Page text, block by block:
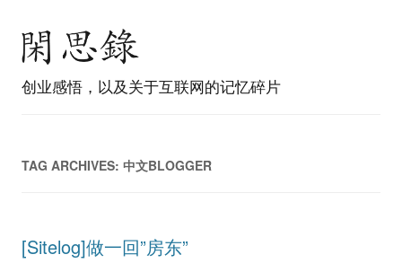
创业感悟，以及关于互联网的记忆碎片
TAG ARCHIVES: 中文BLOGGER
[Sitelog]做一回”房东”